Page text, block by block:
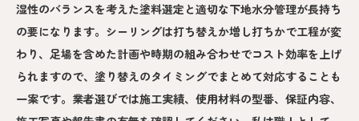
湿性のバランスを考えた塗料選定と適切な下地水分管理が長持ち
の要になります。シーリングは打ち替えか増し打ちかで工程が変
わり、足場を含めた計画や時期の組み合わせでコスト効率を上げ
られますので、塗り替えのタイミングでまとめて対応することも
一案です。業者選びでは施工実績、使用材料の型番、保証内容、